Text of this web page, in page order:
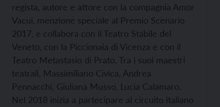
regista, autore e attore con la compagnia Amor
Vacui, menzione speciale al Premio Scenario
2017, e collabora con il Teatro Stabile del
Veneto, con la Piccionaia di Vicenza e con il
Teatro Metastasio di Prato. Tra i suoi maestri
teatrali, Massimiliano Civica, Andrea
Pennacchi, Giuliana Musso, Lucia Calamaro.
Nel 2018 inizia a partecipare al circuito italiano